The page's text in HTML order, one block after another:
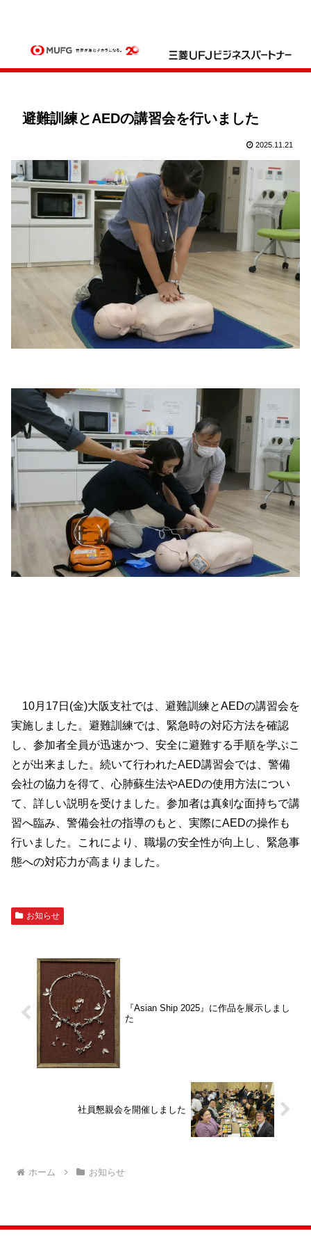
避難訓練とAEDの講習会を行いました
2025.11.21
10月17日(金)大阪支社では、避難訓練とAEDの講習会を
実施しました。避難訓練では、緊急時の対応方法を確認
し、参加者全員が迅速かつ、安全に避難する手順を学ぶこ
とが出来ました。続いて行われたAED講習会では、警備
会社の協力を得て、心肺蘇生法やAEDの使用方法につい
て、詳しい説明を受けました。参加者は真剣な面持ちで講
習へ臨み、警備会社の指導のもと、実際にAEDの操作も
行いました。これにより、職場の安全性が向上し、緊急事
態への対応力が高まりました。
お知らせ
『Asian Ship 2025』に作品を展示しまし
た
社員懇親会を開催しました
ホーム お知らせ